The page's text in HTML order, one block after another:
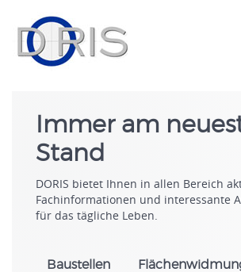
Immer am
Stand
DORIS bietet Ihnen in allen Bereich
Fachinformationen und interessante
für das tägliche Leben.
Baustellen